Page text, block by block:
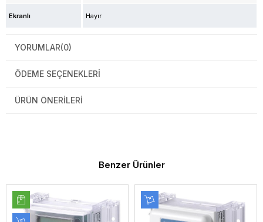
Ekranlı Hayır
YORUMLAR(0)
ÖDEME SEÇENEKLERI
ÜRÜN ÖNERILERI
Benzer Ürünler